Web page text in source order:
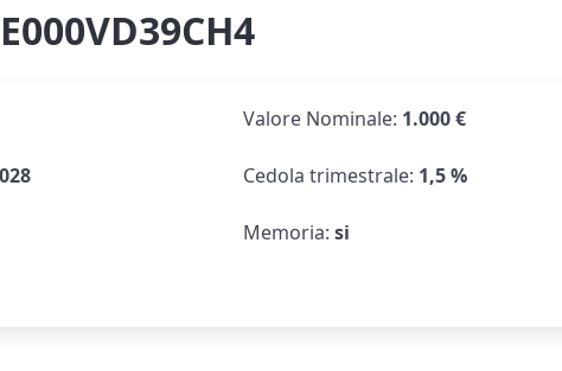
Valore Nominale: 1.000 €
Cedola trimestrale: 1,5 %
Memoria: si